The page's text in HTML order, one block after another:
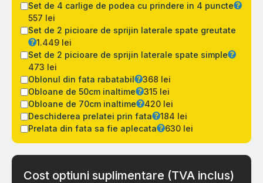
Set de 4 carlige de podea cu prindere in 4 puncte
557 lei
Set de 2 picioare de sprijin laterale spate greutate
1.449 lei
Set de 2 picioare de sprijin laterale spate simple
473 lei
Oblonul din fata rabatabil
368 lei
Obloane de 50cm inaltime
315 lei
Obloane de 70cm inaltime
420 lei
Deschiderea prelatei prin fata
184 lei
Prelata din fata sa fie aplecata
630 lei
Cost optiuni suplimentare (TVA inclus)